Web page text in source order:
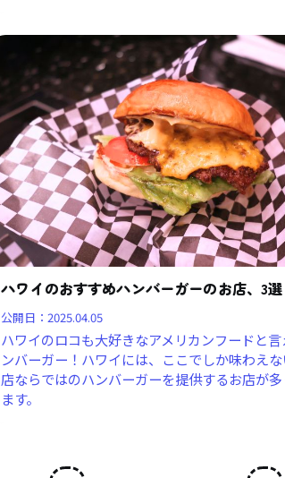
ハワイのおすすめハンバーガーのお店、3選
公開日：2025.04.05
ハワイのロコも大好きなアメリカンフードと言
ンバーガー！ハワイには、ここでしか味わえ
店ならではのハンバーガーを提供するお店が多
ます。